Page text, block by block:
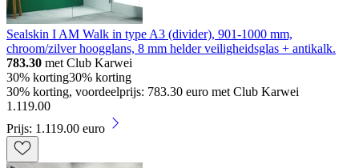
Sealskin I AM Walk in type A3 (divider), 901-1000 mm,
chroom/zilver hoogglans, 8 mm helder veiligheidsglas + antikalk.
783.30 met Club Karwei
30% korting30% korting
30% korting, voordeelprijs: 783.30 euro met Club Karwei
1 .119.00
Prijs: 1.119.00 euro